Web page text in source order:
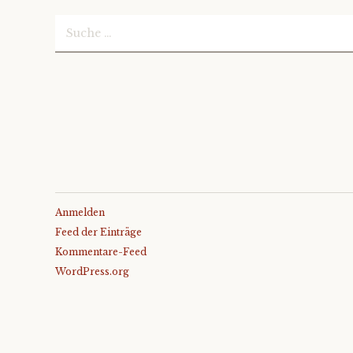
Suche
nach:
Anmelden
Feed der Einträge
Kommentare-Feed
WordPress.org